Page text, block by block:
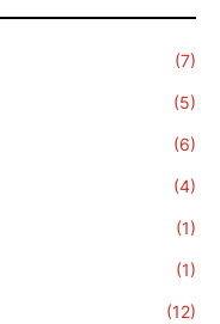
(7)
(5)
(6)
(4)
(1)
(1)
(12)